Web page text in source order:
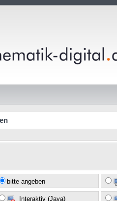
bitte angeben
Interaktiv (Java)